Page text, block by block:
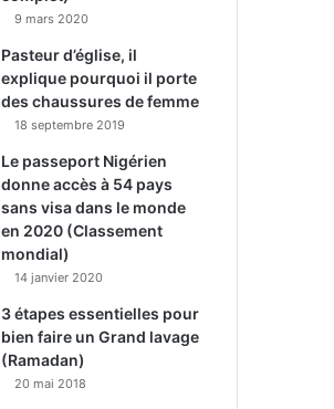
9 mars 2020
Pasteur d’église, il
explique pourquoi il porte
des chaussures de femme
18 septembre 2019
Le passeport Nigérien
donne accès à 54 pays
sans visa dans le monde
en 2020 (Classement
mondial)
14 janvier 2020
3 étapes essentielles pour
bien faire un Grand lavage
(Ramadan)
20 mai 2018